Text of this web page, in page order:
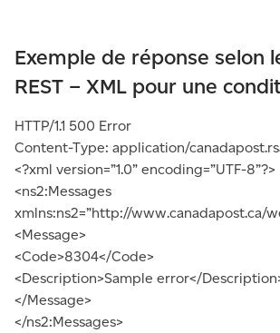
Exemple de réponse selon
REST – XML pour une
HTTP/1.1 500 Error
Content-Type: application/
<?xml version=”1.0” encoding=”UTF-8”?>
<ns2:Messages
xmlns:ns2=”http://www.canadapost.ca/
<Message>
<Code>8304</Code>
<Description>Sample error</
</Message>
</ns2:Messages>